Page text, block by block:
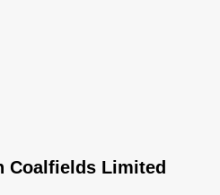
Coalfields Limited